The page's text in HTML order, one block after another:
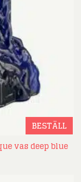
BESTÄLL
vas deep blue